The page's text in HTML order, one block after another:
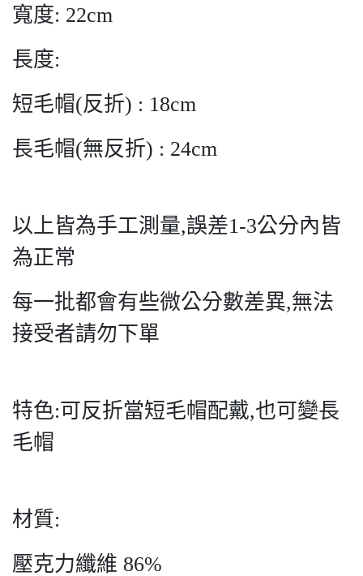
寬度: 22cm
長度:
短毛帽(反折) : 18cm
長毛帽(無反折) : 24cm
以上皆為手工測量,誤差1-3公分內皆
為正常
每一批都會有些微公分數差異,無法
接受者請勿下單
特色:可反折當短毛帽配戴,也可變長
毛帽
材質:
壓克力纖維 86%